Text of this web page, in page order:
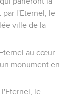
ce jour-là :
! Nous